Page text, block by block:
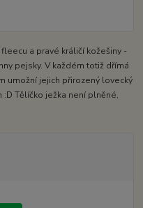
a pravé králičí kožešiny -
pejsky. V každém totiž dřímá
umožní jejich přirozený lovecký
Tělíčko ježka není plněné,